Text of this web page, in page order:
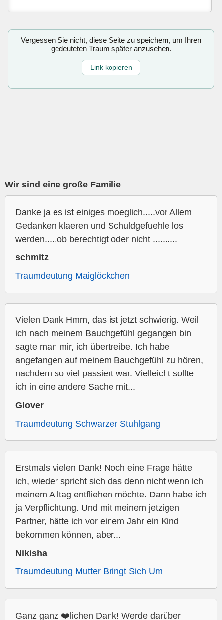
Vergessen Sie nicht, diese Seite zu speichern, um Ihren
gedeuteten Traum später anzusehen.
Link kopieren
Wir sind eine große Familie
Danke ja es ist einiges moeglich.....vor Allem
Gedanken klaeren und Schuldgefuehle los
werden.....ob berechtigt oder nicht ..........
schmitz
Traumdeutung Maiglöckchen
Vielen Dank Hmm, das ist jetzt schwierig. Weil
ich nach meinem Bauchgefühl gegangen bin
sagte man mir, ich übertreibe. Ich habe
angefangen auf meinem Bauchgefühl zu hören,
nachdem so viel passiert war. Vielleicht sollte
ich in eine andere Sache mit...
Glover
Traumdeutung Schwarzer Stuhlgang
Erstmals vielen Dank! Noch eine Frage hätte
ich, wieder spricht sich das denn nicht wenn ich
meinem Alltag entfliehen möchte. Dann habe ich
ja Verpflichtung. Und mit meinem jetzigen
Partner, hätte ich vor einem Jahr ein Kind
bekommen können, aber...
Nikisha
Traumdeutung Mutter Bringt Sich Um
Ganz ganz ❤️lichen Dank! Werde darüber